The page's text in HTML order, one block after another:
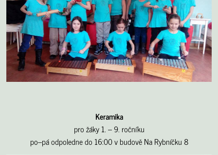
Keramika
pro žáky 1. – 9. ročníku
po–pá odpoledne do 16:00 v budově Na Rybníčku 8